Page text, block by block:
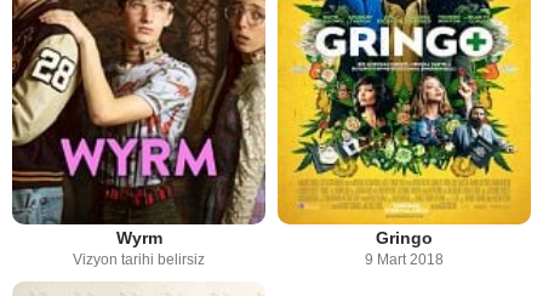
Wyrm
Vizyon tarihi belirsiz
Gringo
9 Mart 2018